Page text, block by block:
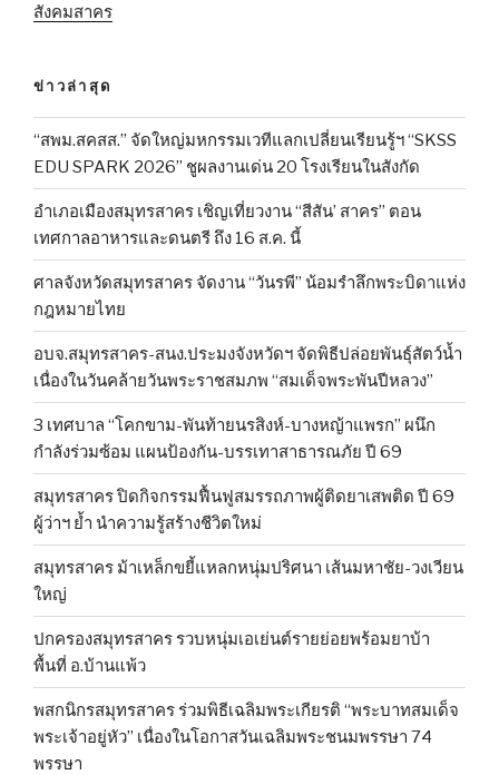
สังคมสาคร
ข่าวล่าสุด
“สพม.สคสส.” จัดใหญ่มหกรรมเวทีแลกเปลี่ยนเรียนรู้ฯ “SKSS
EDU SPARK 2026” ชูผลงานเด่น 20 โรงเรียนในสังกัด
อำเภอเมืองสมุทรสาคร เชิญเที่ยวงาน “สีสัน’ สาคร” ตอน
เทศกาลอาหารและดนตรี ถึง 16 ส.ค. นี้
ศาลจังหวัดสมุทรสาคร จัดงาน “วันรพี” น้อมรำลึกพระบิดาแห่ง
กฎหมายไทย
อบจ.สมุทรสาคร-สนง.ประมงจังหวัดฯ จัดพิธีปล่อยพันธุ์สัตว์น้ำ
เนื่องในวันคล้ายวันพระราชสมภพ “สมเด็จพระพันปีหลวง”
3 เทศบาล “โคกขาม-พันท้ายนรสิงห์-บางหญ้าแพรก” ผนึก
กำลังร่วมซ้อม แผนป้องกัน-บรรเทาสาธารณภัย ปี 69
สมุทรสาคร ปิดกิจกรรมฟื้นฟูสมรรถภาพผู้ติดยาเสพติด ปี 69
ผู้ว่าฯ ย้ำ นำความรู้สร้างชีวิตใหม่
สมุทรสาคร ม้าเหล็กขยี้แหลกหนุ่มปริศนา เส้นมหาชัย-วงเวียน
ใหญ่
ปกครองสมุทรสาคร รวบหนุ่มเอเย่นต์รายย่อยพร้อมยาบ้า
พื้นที่ อ.บ้านแพ้ว
พสกนิกรสมุทรสาคร ร่วมพิธีเฉลิมพระเกียรติ “พระบาทสมเด็จ
พระเจ้าอยู่หัว” เนื่องในโอกาสวันเฉลิมพระชนมพรรษา 74
พรรษา